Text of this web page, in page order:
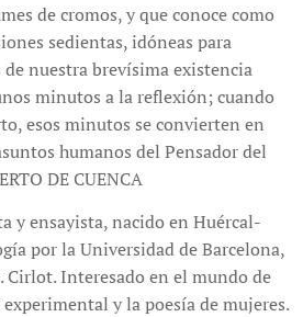
de cromos, y que conoce como
sedientas, idóneas para
nuestra brevísima existencia
minutos a la reflexión; cuando
esos minutos se convierten en
humanos del Pensador del
DE CUENCA
y ensayista, nacido en Huércal-
por la Universidad de Barcelona,
Cirlot. Interesado en el mundo de
y la poesía de mujeres.